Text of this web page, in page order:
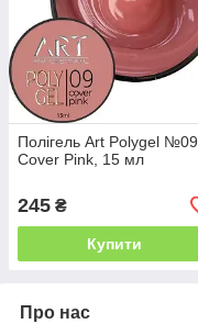
Полігель Art Polygel №09
Cover Pink, 15 мл
245 ₴
Купити
Про нас